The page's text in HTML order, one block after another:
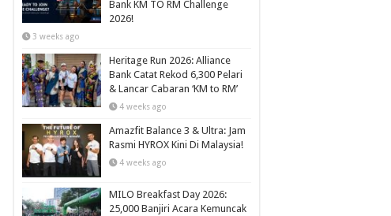
Bank KM TO RM Challenge
2026!
3 weeks ago
Heritage Run 2026: Alliance
Bank Catat Rekod 6,300 Pelari
& Lancar Cabaran ‘KM to RM’
4 weeks ago
Amazfit Balance 3 & Ultra: Jam
Rasmi HYROX Kini Di Malaysia!
4 weeks ago
MILO Breakfast Day 2026:
25,000 Banjiri Acara Kemuncak